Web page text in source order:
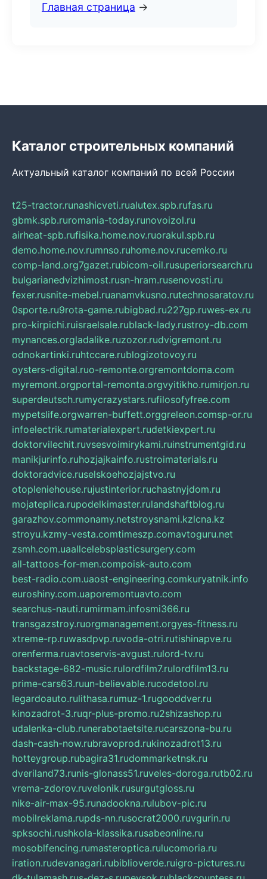
Главная страница →
Каталог строительных компаний
Актуальный каталог компаний по всей России
t25-tractor.runashicveti.rualutex.spb.rufas.ru
gbmk.spb.ruromania-today.runovoizol.ru
airheat-spb.rufisika.home.nov.ruorakul.spb.ru
demo.home.nov.rumnso.ruhome.nov.rucemko.ru
comp-land.org7gazet.rubicom-oil.rusuperiorsearch.ru
bulgarianedvizhimost.rusn-hram.rusenovosti.ru
fexer.rusnite-mebel.ruanamvkusno.rutechnosaratov.ru
0sporte.ru9rota-game.rubigbad.ru227gp.ruwes-ex.ru
pro-kirpichi.ruisraelsale.rublack-lady.rustroy-db.com
mynances.orgladalike.ruzozor.rudvigremont.ru
odnokartinki.ruhtccare.rublogizotovoy.ru
oysters-digital.ruo-remonte.orgremontdoma.com
myremont.orgportal-remonta.orgvyitikho.rumirjon.ru
superdeutsch.rumycrazystars.rufilosofyfree.com
mypetslife.orgwarren-buffett.orggreleon.comsp-or.ru
infoelectrik.rumaterialexpert.rudetkiexpert.ru
doktorvilechit.ruvsesvoimirykami.ruinstrumentgid.ru
manikjurinfo.ruhozjajkainfo.rustroimaterials.ru
doktoradvice.ruselskoehozjajstvo.ru
otopleniehouse.rujustinterior.ruchastnyjdom.ru
mojateplica.rupodelkimaster.rulandshaftblog.ru
garazhov.commonamy.netstroysnami.kzlcna.kz
stroyu.kzmy-vesta.comtimeszp.comavtoguru.net
zsmh.com.uaallcelebsplasticsurgery.com
all-tattoos-for-men.compoisk-auto.com
best-radio.com.uaost-engineering.comkuryatnik.info
euroshiny.com.uaporemontuavto.com
searchus-nauti.rumirmam.infosmi366.ru
transgazstroy.ruorgmanagement.orgyes-fitness.ru
xtreme-rp.ruwasdpvp.ruvoda-otri.rutishinapve.ru
orenferma.ruavtoservis-avgust.rulord-tv.ru
backstage-682-music.rulordfilm7.rulordfilm13.ru
prime-cars63.ruun-believable.rucodetool.ru
legardoauto.rulithasa.rumuz-1.rugooddver.ru
kinozadrot-3.ruqr-plus-promo.ru2shizashop.ru
udalenka-club.runerabotaetsite.rucarszona-bu.ru
dash-cash-now.rubravoprod.rukinozadrot13.ru
hotteygroup.rubagira31.rudommarketnsk.ru
dveriland73.runis-glonass51.ruveles-doroga.rutb02.ru
vrema-zdorov.ruvelonik.rusurgutgloss.ru
nike-air-max-95.runadookna.rulubov-pic.ru
mobilreklama.rupds-nn.rusocrat2000.ruvgurin.ru
spksochi.rushkola-klassika.rusabeonline.ru
mosoblfencing.rumasteroptica.rulucomoria.ru
iration.rudevanagari.rubiblioverde.ruigro-pictures.ru